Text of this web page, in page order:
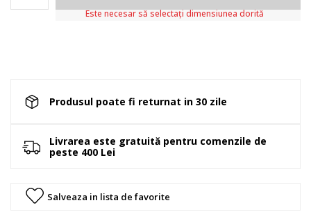
Este necesar să selectați dimensiunea dorită
Produsul poate fi returnat in 30 zile
Livrarea este gratuită pentru comenzile de
peste 400 Lei
Salveaza in lista de favorite